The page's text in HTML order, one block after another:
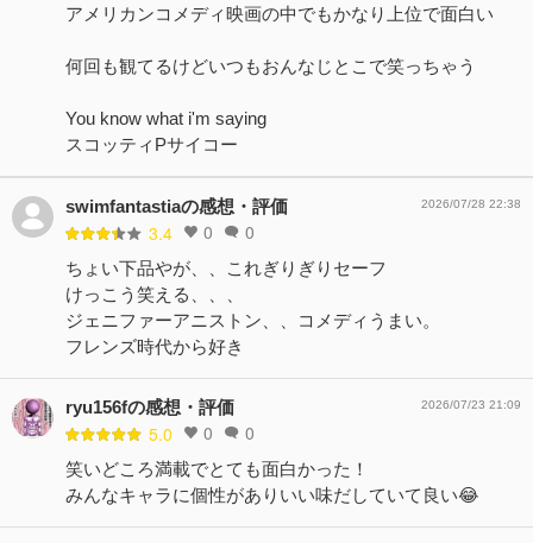
アメリカンコメディ映画の中でもかなり上位で面白い
何回も観てるけどいつもおんなじとこで笑っちゃう
You know what i'm saying
スコッティPサイコー
swimfantastiaの感想・評価
3.4 0 0
2026/07/28 22:38
ちょい下品やが、、これぎりぎりセーフ
けっこう笑える、、、
ジェニファーアニストン、、コメディうまい。
フレンズ時代から好き
ryu156fの感想・評価
5.0 0 0
2026/07/23 21:09
笑いどころ満載でとても面白かった！
みんなキャラに個性がありいい味だしていて良い😂